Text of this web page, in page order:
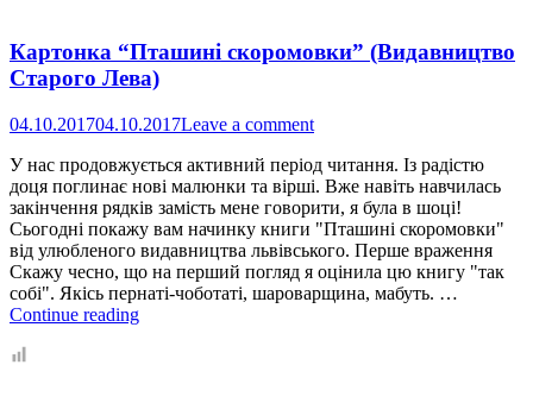
Картонка “Пташині скоромовки” (Видавництво
Старого Лева)
04.10.201704.10.2017Leave a comment
У нас продовжується активний період читання. Із радістю
доця поглинає нові малюнки та вірші. Вже навіть навчилась
закінчення рядків замість мене говорити, я була в шоці!
Сьогодні покажу вам начинку книги "Пташині скоромовки"
від улюбленого видавництва львівського. Перше враження
Скажу чесно, що на перший погляд я оцінила цю книгу "так
собі". Якісь пернаті-чоботаті, шароварщина, мабуть. …
Continue readingКартонка